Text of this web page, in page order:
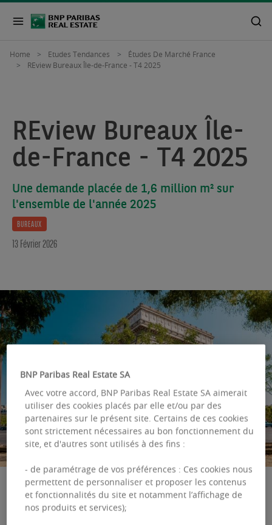
Home Etudes Tendances
Études De Marché France
REview Bureaux Île-de-France - T4 2025
REview Bureaux Île-
de-France - T4 2025
Une demande placée de 1,6 million m² sur
l'ensemble de l'année 2025
BUREAUX
13 Février 2026
Avec 5,6 milliards d’euros engagés sur l’année
BNP Paribas Real Estate SA
Avec votre accord, BNP Paribas Real Estate SA aimerait
utiliser des cookies placés par elle et/ou par des
partenaires sur le présent site. Certains de ces cookies
sont strictement nécessaires au bon fonctionnement du
site, et d'autres sont utilisés à des fins :
- de paramétrage de vos préférences : Ces cookies nous
permettent de personnaliser et proposer les contenus
et fonctionnalités du site et notamment l’affichage de
nos produits et services);